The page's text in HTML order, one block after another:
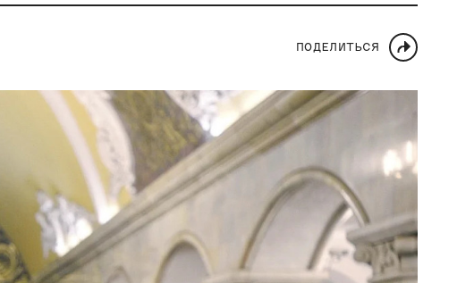
ПОДЕЛИТЬСЯ